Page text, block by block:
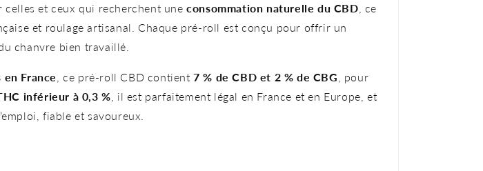
celles et ceux qui recherchent uneconsommation naturelle du CBD , ce
et roulage artisanal. Chaque pré-roll est conçu pour offrir un
chanvre bien travaillé.
France , ce pré-roll CBD contient7 % de CBD et 2 % de CBG , pour
inférieur à 0,3 % , il est parfaitement légal en France et en Europe, et
fiable et savoureux.